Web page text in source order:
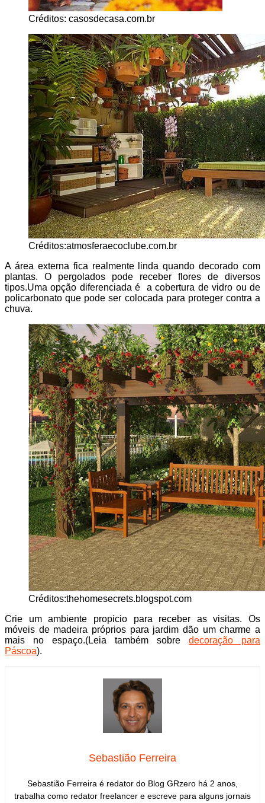
Créditos: casosdecasa.com.br
Créditos:atmosferaecoclube.com.br
A área externa fica realmente linda quando decorado com
plantas. O pergolados pode receber flores de diversos
tipos.Uma opção diferenciada é a cobertura de vidro ou de
policarbonato que pode ser colocada para proteger contra a
chuva.
Créditos:thehomesecrets.blogspot.com
Crie um ambiente propicio para receber as visitas. Os
móveis de madeira próprios para jardim dão um charme a
mais no espaço.(Leia também sobre decoração para
Páscoa).
Sebastião Ferreira
Sebastião Ferreira é redator do Blog GRzero há 2 anos,
trabalha como redator freelancer e escreve para alguns jornais